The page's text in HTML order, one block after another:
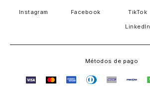
Instagram Facebook TikTok
LinkedIn
Métodos de pago